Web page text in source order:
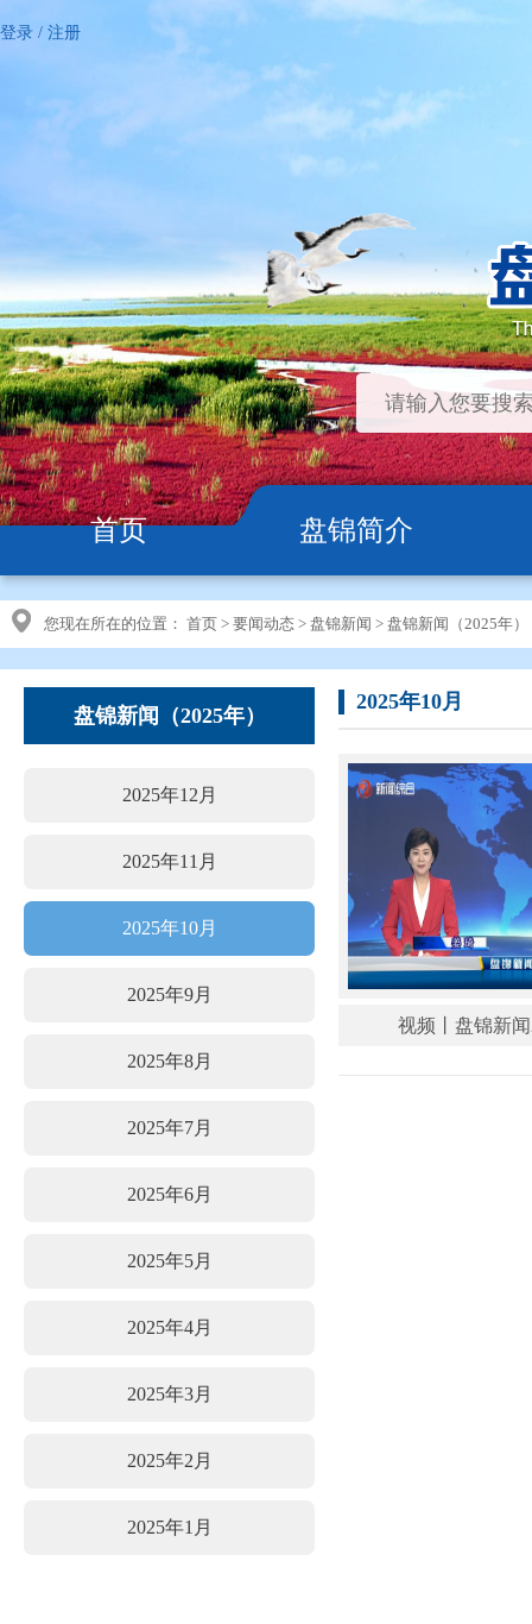
登录 / 注册
首页 盘锦简介
您现在所在的位置： 首页 > 要闻动态 > 盘锦新闻 > 盘锦新闻（2025年）
盘锦新闻（2025年）
2025年12月
2025年11月
2025年10月
2025年9月
2025年8月
2025年7月
2025年6月
2025年5月
2025年4月
2025年3月
2025年2月
2025年1月
2025年10月
视频丨盘锦新闻